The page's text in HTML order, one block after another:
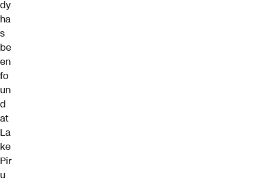
dy
ha
s
be
en
fo
un
d
at
La
ke
Pir
u